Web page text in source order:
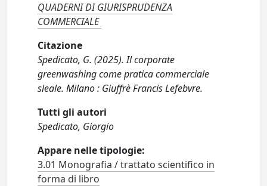
QUADERNI DI GIURISPRUDENZA
COMMERCIALE
Citazione
Spedicato, G. (2025). Il corporate
greenwashing come pratica commerciale
sleale. Milano : Giuffrè Francis Lefebvre.
Tutti gli autori
Spedicato, Giorgio
Appare nelle tipologie:
3.01 Monografia / trattato scientifico in
forma di libro